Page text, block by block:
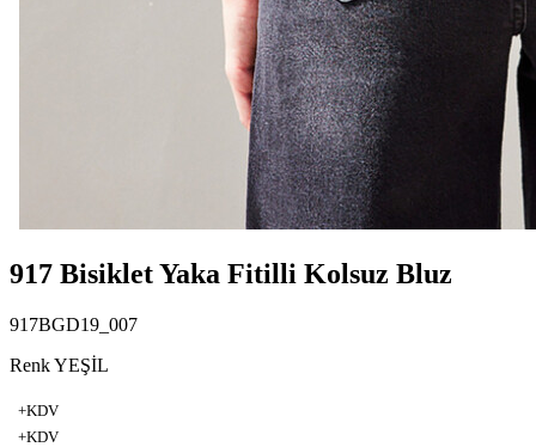
917 Bisiklet Yaka Fitilli Kolsuz Bluz
917BGD19_007
Renk YEŞİL
+KDV
+KDV